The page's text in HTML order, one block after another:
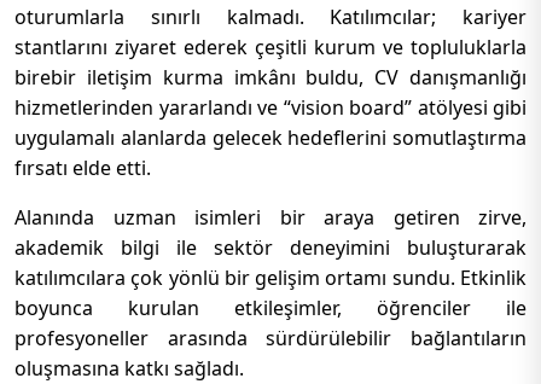
oturumlarla sınırlı kalmadı. Katılımcılar; kariyer
stantlarını ziyaret ederek çeşitli kurum ve topluluklarla
birebir iletişim kurma imkânı buldu, CV danışmanlığı
hizmetlerinden yararlandı ve “vision board” atölyesi gibi
uygulamalı alanlarda gelecek hedeflerini somutlaştırma
fırsatı elde etti.
Alanında uzman isimleri bir araya getiren zirve,
akademik bilgi ile sektör deneyimini buluşturarak
katılımcılara çok yönlü bir gelişim ortamı sundu. Etkinlik
boyunca kurulan etkileşimler, öğrenciler ile
profesyoneller arasında sürdürülebilir bağlantıların
oluşmasına katkı sağladı.